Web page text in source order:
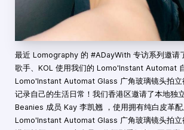
最近 Lomography 的 #ADayWith 专访系列邀请
歌手、KOL 使用我们的 Lomo'Instant Automat
Lomo'Instant Automat Glass 广角玻璃镜头拍立
记录自己的生活日常！我们香港区邀请了本地独
Beanies 成员 Kay 李凯翘 ，使用拥有纯白皮革
Lomo'Instant Automat Glass 广角玻璃镜头拍立